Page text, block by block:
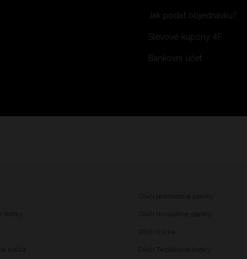
Jak podat objednávku?
Slevové kupóny 4F
Bankovní účet